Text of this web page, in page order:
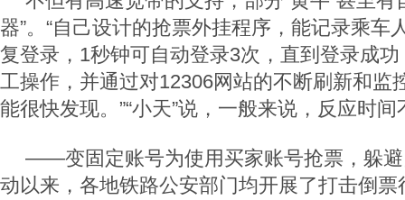
器”。“自己设计的抢票外挂程序，能记录乘车
复登录，1秒钟可自动登录3次，直到登录成
工操作，并通过对12306网站的不断刷新和监
能很快发现。”“小天”说，一般来说，反应时
——变固定账号为使用买家账号抢票，躲
动以来，各地铁路公安部门均开展了打击倒票